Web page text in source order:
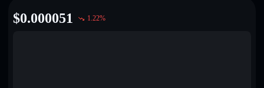
$0.000051 1.22%